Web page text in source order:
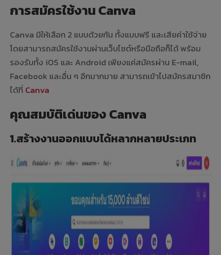
การสมัครใช้งาน Canva
Canva มีให้เลือก 2 แบบด้วยกัน ทั้งแบบฟรี และเสียค่าใช้จ่าย
โดยสามารถสมัครใช้งานผ่านเว็บไซต์หรือมือถือก็ได้ พร้อม
รองรับทั้ง iOS และ Android เพียงแค่สมัครผ่าน E-mail,
Facebook และอื่น ๆ อีกมากมาย สามารถเข้าไปสมัครสมาชิก
ได้ที่ Canva
คุณสมบัติเด่นของ Canva
1.สร้างงานออกแบบได้หลากหลายประเภท